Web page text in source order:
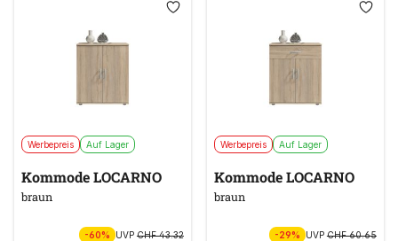
Werbepreis Auf Lager
Kommode LOCARNO
braun
-60% UVP CHF 43.32
Werbepreis Auf Lager
Kommode LOCARNO
braun
-29% UVPCHF 60.65